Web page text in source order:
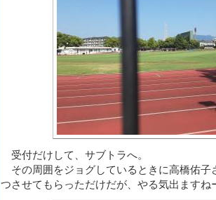
受付だけして、サブトラへ。
その周囲をジョグしているときに高橋佑子
つさせてもらっただけだが、やる気出ますね